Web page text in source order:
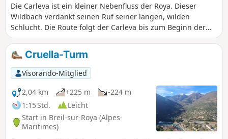
Die Carleva ist ein kleiner Nebenfluss der Roya. Dieser
Wildbach verdankt seinen Ruf seiner langen, wilden
Schlucht. Die Route folgt der Carleva bis zum Beginn der
Schlucht. Der Weg führt weiter unterhalb des Grenzkamms
zu Italien. Das Überqueren mehrerer Bäche sorgt für etwas
Abkühlung auf dieser Wanderung. Der Weg führt weiter am
linken Ufer der Carleva entlang bis zu einer schönen
Brücke, über die man den Bach überqueren kann. Der
letzte Abschnitt der Strecke führt oberhalb der Roya bis
zum Eingang zum Ort von Breil-sur-Roya. ! Anmerkung
eines Nutzers vom 22. Februar 2025: Der Weg ist derzeit
zwischen den Markierungen 105 und 107 gesperrt.Siehe
https://randoxygene.departement06.fr/liste-des-sentiers-
Cruella-Turm
Visorando-Mitglied
2,04 km
+225 m
-224 m
1:15 Std.
Leicht
Start in Breil-sur-Roya (Alpes-
Maritimes)